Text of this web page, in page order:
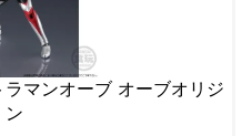
マンオーブ オーブオリジ
ン